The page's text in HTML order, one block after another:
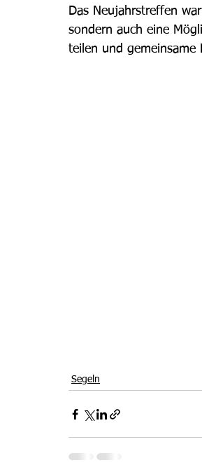
Das Neujahrstreffen
sondern auch eine
teilen und gemeinsame
Segeln